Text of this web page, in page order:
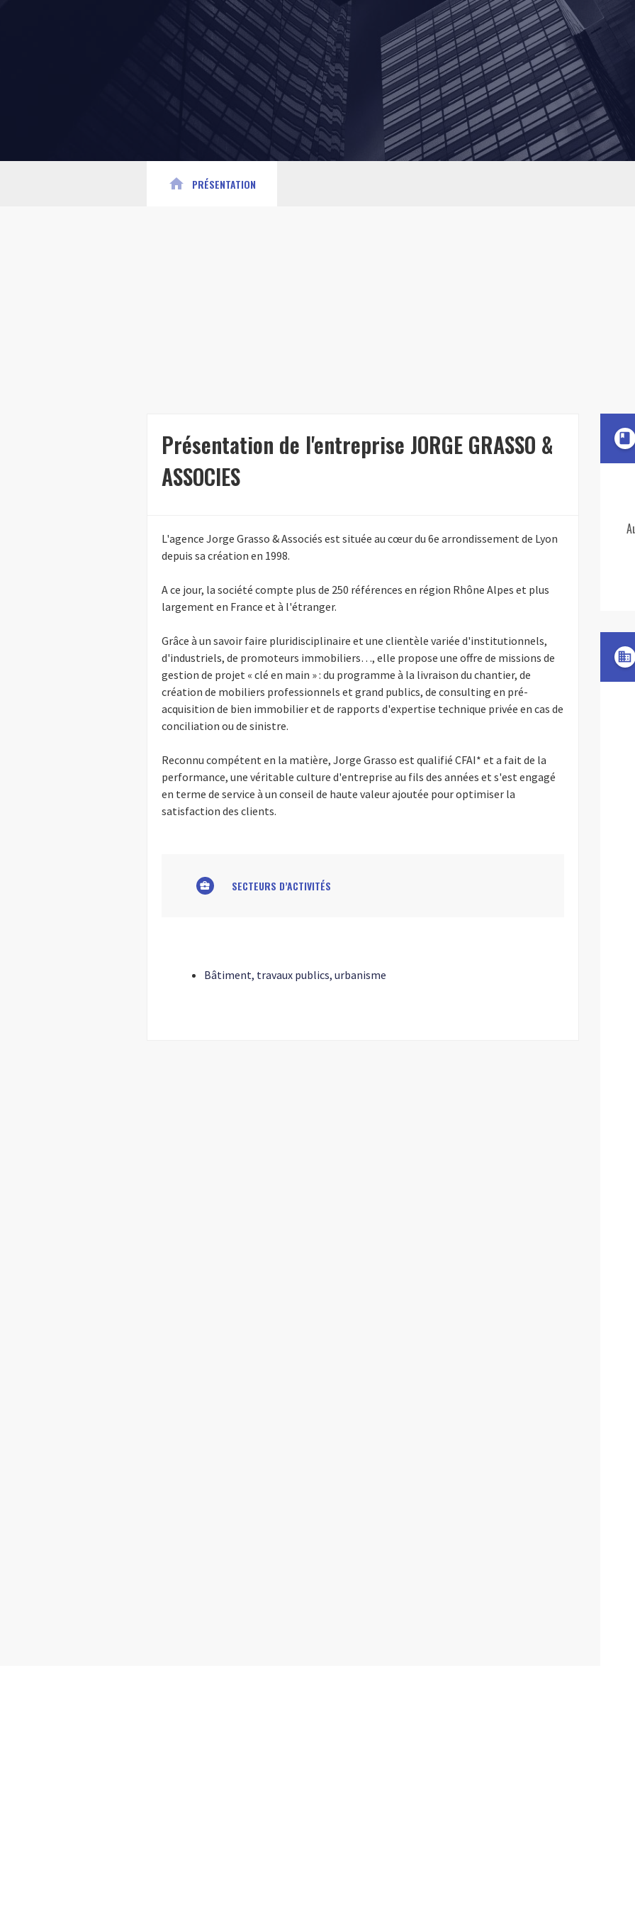
home PRÉSENTATION
Présentation de l'entreprise JORGE GRASSO &
ASSOCIES
L'agence Jorge Grasso & Associés est située au cœur du 6e arrondissement de Lyon
depuis sa création en 1998.
A ce jour, la société compte plus de 250 références en région Rhône Alpes et plus
largement en France et à l'étranger.
Grâce à un savoir faire pluridisciplinaire et une clientèle variée d'institutionnels,
d'industriels, de promoteurs immobiliers…, elle propose une offre de missions de
gestion de projet « clé en main » : du programme à la livraison du chantier, de
création de mobiliers professionnels et grand publics, de consulting en pré-
acquisition de bien immobilier et de rapports d'expertise technique privée en cas de
conciliation ou de sinistre.
Reconnu compétent en la matière, Jorge Grasso est qualifié CFAI* et a fait de la
performance, une véritable culture d'entreprise au fils des années et s'est engagé
en terme de service à un conseil de haute valeur ajoutée pour optimiser la
satisfaction des clients.
business_center SECTEURS D’ACTIVITÉS
Bâtiment, travaux publics, urbanisme
book
domain